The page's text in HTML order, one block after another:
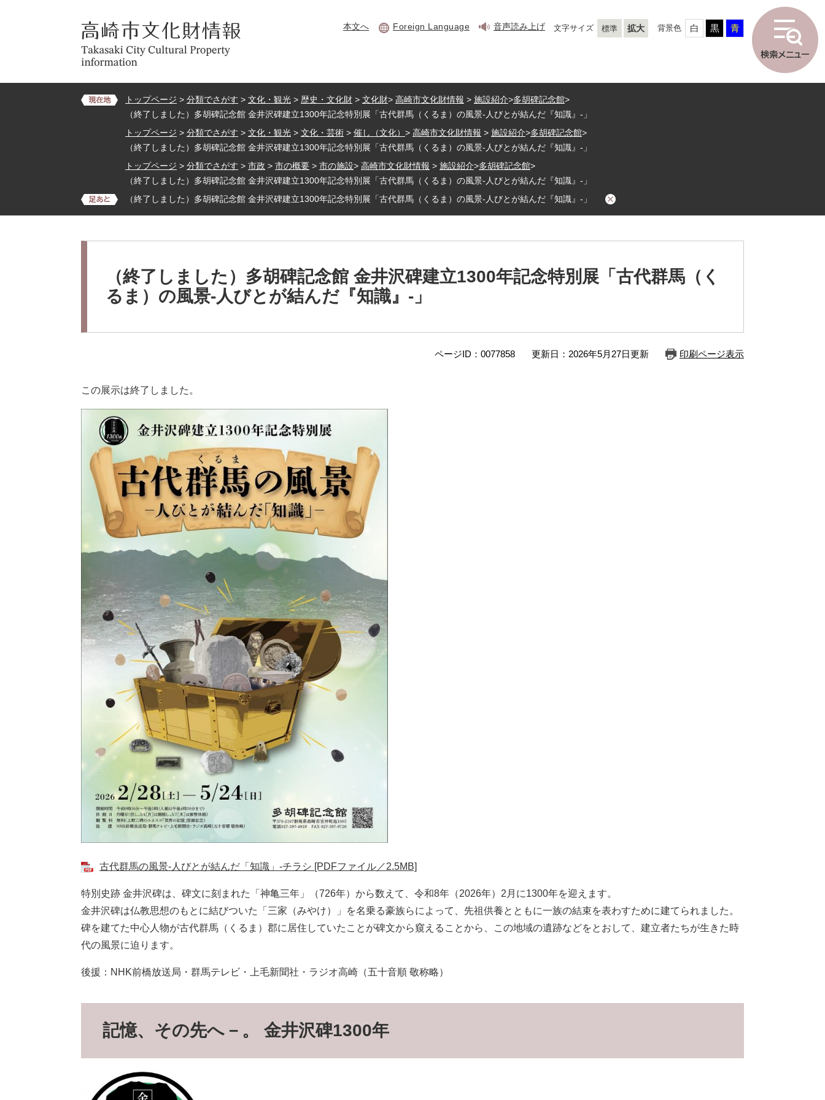
頭
飛
本文へ Foreign Language 音声読み上げ 文字サイズ 標準 拡大 背景色 白 黒 青
トップページ > 分類でさがす > 文化・観光 > 歴史・文化財 > 文化財> 高崎市文化財情報 > 施設紹介>多胡碑記念館>
（終了しました）多胡碑記念館 金井沢碑建立1300年記念特別展「古代群馬（くるま）の風景‐人びとが結んだ『知識』‐」
トップページ > 分類でさがす > 文化・観光 > 文化・芸術 > 催し（文化） > 高崎市文化財情報 > 施設紹介>多胡碑記念館>
（終了しました）多胡碑記念館 金井沢碑建立1300年記念特別展「古代群馬（くるま）の風景‐人びとが結んだ『知識』‐」
トップページ > 分類でさがす > 市政 > 市の概要 > 市の施設> 高崎市文化財情報 > 施設紹介>多胡碑記念館>
（終了しました）多胡碑記念館 金井沢碑建立1300年記念特別展「古代群馬（くるま）の風景‐人びとが結んだ『知識』‐」
（終了しました）多胡碑記念館 金井沢碑建立1300年記念特別展「古代群馬（くるま）の風景‐人びとが結んだ『知識』‐」
（終了しました）多胡碑記念館 金井沢碑建立1300年記念特別展「古代群馬（く
るま）の風景‐人びとが結んだ『知識』‐」
ページID：0077858 更新日：2026年5月27日更新 印刷ページ表示
この展示は終了しました。
古代群馬の風景‐人びとが結んだ「知識」‐チラシ [PDFファイル／2.5MB]
特別史跡 金井沢碑は、碑文に刻まれた「神亀三年」（726年）から数えて、令和8年（2026年）2月に1300年を迎えます。
金井沢碑は仏教思想のもとに結びついた「三家（みやけ）」を名乗る豪族らによって、先祖供養とともに一族の結束を表わすために建てられました。
碑を建てた中心人物が古代群馬（くるま）郡に居住していたことが碑文から窺えることから、この地域の遺跡などをとおして、建立者たちが生きた時
代の風景に迫ります。
後援：NHK前橋放送局・群馬テレビ・上毛新聞社・ラジオ高崎（五十音順 敬称略）
記憶、その先へ－。 金井沢碑1300年